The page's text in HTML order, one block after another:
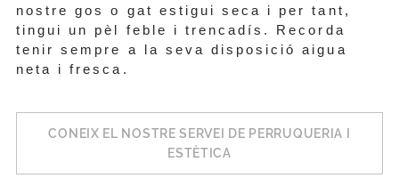
nostre gos o gat estigui seca i per tant,
tingui un pèl feble i trencadís. Recorda
tenir sempre a la seva disposició aigua
neta i fresca.
CONEIX EL NOSTRE SERVEI DE PERRUQUERIA I
ESTÈTICA